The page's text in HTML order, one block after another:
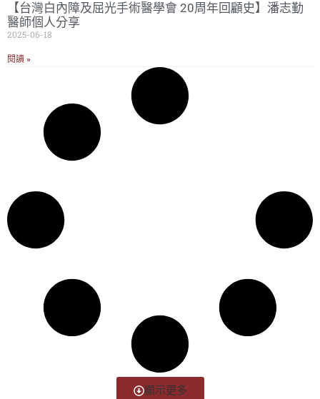
【台灣白內障及屈光手術醫學會 20周年回顧史】潘志勤
醫師個人分享
2025-06-18
閱讀 »
顯示更多